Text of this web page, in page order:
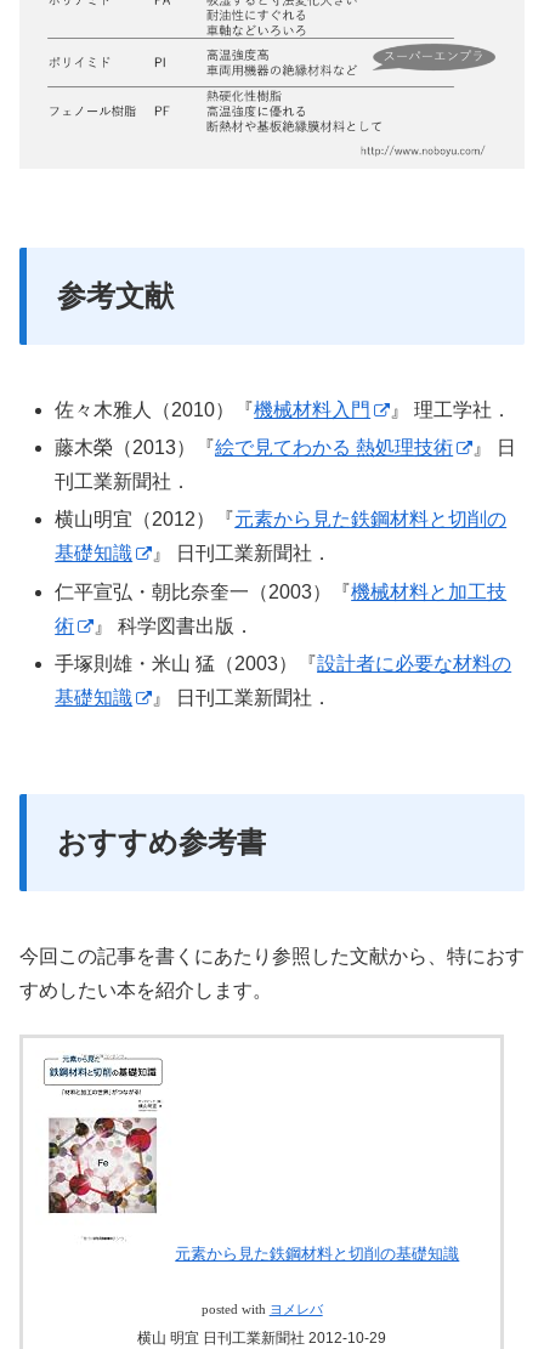
参考文献
佐々木雅人（2010）『機械材料入門
』 理工学社．
藤木榮（2013）『絵で見てわかる 熱処理技術
』 日
刊工業新聞社．
横山明宜（2012）『元素から見た鉄鋼材料と切削の
基礎知識
』 日刊工業新聞社．
仁平宣弘・朝比奈奎一（2003）『機械材料と加工技
術
』 科学図書出版．
手塚則雄・米山 猛（2003）『設計者に必要な材料の
基礎知識
』 日刊工業新聞社．
おすすめ参考書
今回この記事を書くにあたり参照した文献から、特におす
すめしたい本を紹介します。
元素から見た鉄鋼材料と切削の基礎知識
posted with ヨメレバ
横山 明宜 日刊工業新聞社 2012-10-29